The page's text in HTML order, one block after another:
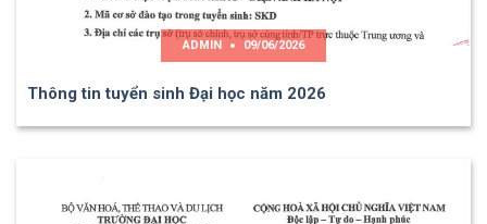
ADMIN 09/06/2026
Thông tin tuyển sinh Đại học năm 2026